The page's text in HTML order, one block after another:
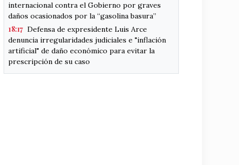
internacional contra el Gobierno por graves
daños ocasionados por la “gasolina basura”
18:17 Defensa de expresidente Luis Arce
denuncia irregularidades judiciales e "inflación
artificial" de daño económico para evitar la
prescripción de su caso